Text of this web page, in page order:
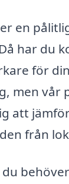
en
har du
för
men vår
att
från